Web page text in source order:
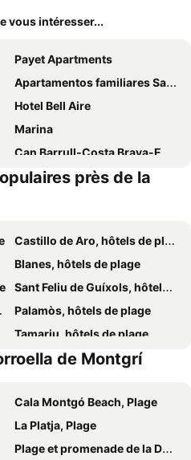
vous intéresser...
Payet Apartments
Apartamentos familiares Sa Gavina Gaudí
Hotel Bell Aire
Marina
Can Barrull-Costa Brava-Emporda
La Costa Golf & Beach Resort
Jardi de Pedra
Hotel Sa Punta
Hotel Mas Rabiol -Costa Brava-Emporda
Sa Riera Beach
Pensió Solivent
Hostal Sa Rascassa
Hotel Aigua Blava
Hotel Tamariu
Hotel El Pescador
près de la
Castillo de Aro, hôtels de plage
Blanes, hôtels de plage
Sant Feliu de Guíxols, hôtels de plage
Palamòs, hôtels de plage
Tamariu, hôtels de plage
Estartit, hôtels de plage
Pals, hôtels de plage
Bagur, hôtels de plage
San Pedro Pescador, hôtels de plage
de Montgrí
Cala Montgó Beach, Plage
La Platja, Plage
Plage et promenade de la Dune, Plage